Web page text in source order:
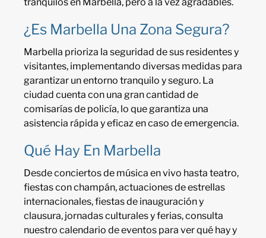
¿Es Marbella Una Zona Segura?
Marbella prioriza la seguridad de sus residentes y
visitantes, implementando diversas medidas para
garantizar un entorno tranquilo y seguro. La
ciudad cuenta con una gran cantidad de
comisarías de policía, lo que garantiza una
asistencia rápida y eficaz en caso de emergencia.
Qué Hay En Marbella
Desde conciertos de música en vivo hasta teatro,
fiestas con champán, actuaciones de estrellas
internacionales, fiestas de inauguración y
clausura, jornadas culturales y ferias, consulta
nuestro calendario de eventos para ver qué hay y